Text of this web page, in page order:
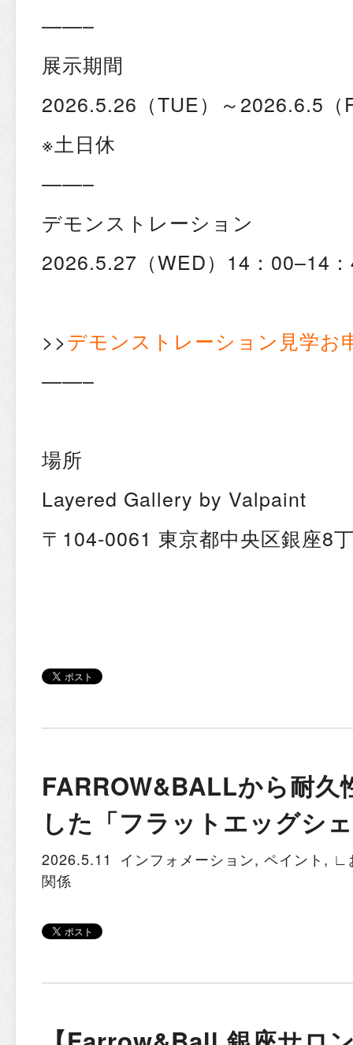
——–
展示期間
2026.5.26（TUE）～2026.6.5
※土日休
——–
デモンストレーション
2026.5.27（WED）14：00–14
>>デモンストレーション見学お
——–
場所
Layered Gallery by Valpaint
〒104-0061 東京都中央区銀座8
FARROW&BALLから耐久
した「フラットエッグシ
2026.5.11 インフォメーション, ペイント , ∟
関係